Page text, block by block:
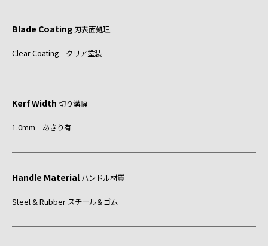
Blade Coating 刃表面処理
Clear Coating クリア塗装
Kerf Width 切り溝幅
1.0mm あさり有
Handle Material ハンドル材質
Steel & Rubber スチール＆ゴム